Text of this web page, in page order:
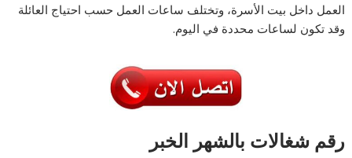
العمل داخل بيت الأسرة، وتختلف ساعات العمل حسب احتياج العائلة
وقد تكون لساعات محددة في اليوم.
رقم شغالات بالشهر الخبر